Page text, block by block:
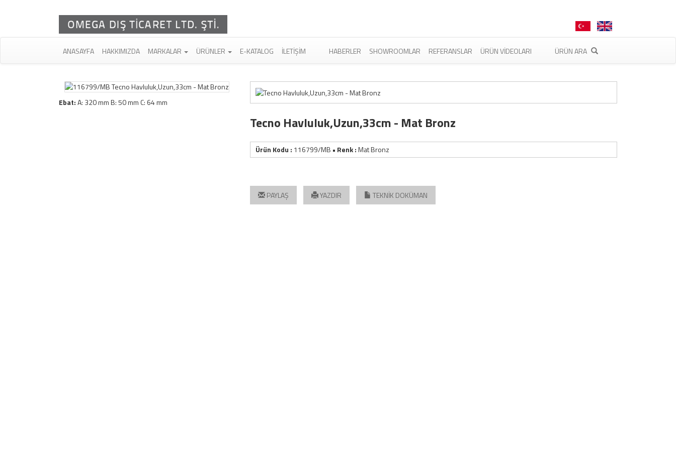
ANASAYFA HAKKIMIZDA MARKALAR ÜRÜNLER E-KATALOG İLETIŞIM HABERLER SHOWROOMLAR REFERANSLAR ÜRÜN VIDEOLARI ÜRÜN ARA
Ebat:A: 320 mm B: 50 mm C: 64 mm
Tecno Havluluk,Uzun,33cm - Mat Bronz
Ürün Kodu : 116799/MB • Renk :Mat Bronz
PAYLAŞ YAZDIR TEKNİK DOKÜMAN